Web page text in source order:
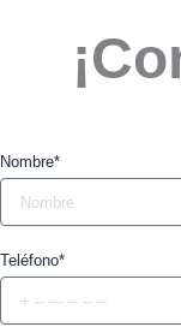
Nombre*
Teléfono*